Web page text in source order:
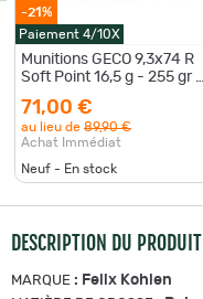
-21%
Paiement 4/10X
Munitions GECO 9,3x74 R
Soft Point 16,5 g - 255 gr -
16.5g
71,00 €
au lieu de 89,90 €
Achat Immédiat
Neuf - En stock
DESCRIPTION DU PRODUIT
MARQUE : Felix Kohlen